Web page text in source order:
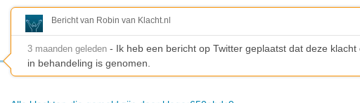
Bericht van Robin van Klacht.nl
3 maanden geleden - Ik heb een bericht op Twitter geplaatst dat deze
in behandeling is genomen.